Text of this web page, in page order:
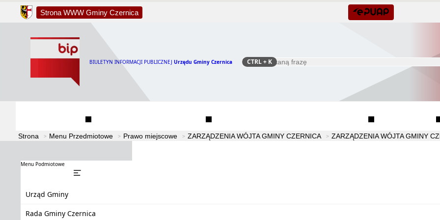
Strona WWW Gminy Czernica
BIULETYN INFORMACJI PUBLICZNEJ Urzędu Gminy Czernica Szukaj
CTRL+ K
Strona Menu Przedmiotowe Prawo miejscowe ZARZĄDZENIA WÓJTA GMINY CZERNICA ZARZĄDZENIA WÓJTA GMINY
Menu Podmiotowe
Urząd Gminy
Rada Gminy Czernica